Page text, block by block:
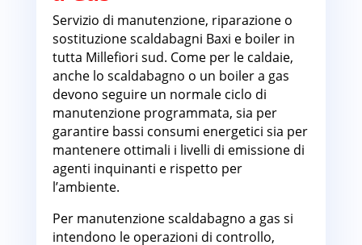
Servizio di manutenzione, riparazione o
sostituzione scaldabagni Baxi e boiler in
tutta Millefiori sud. Come per le caldaie,
anche lo scaldabagno o un boiler a gas
devono seguire un normale ciclo di
manutenzione programmata, sia per
garantire bassi consumi energetici sia per
mantenere ottimali i livelli di emissione di
agenti inquinanti e rispetto per
l’ambiente.
Per manutenzione scaldabagno a gas si
intendono le operazioni di controllo,